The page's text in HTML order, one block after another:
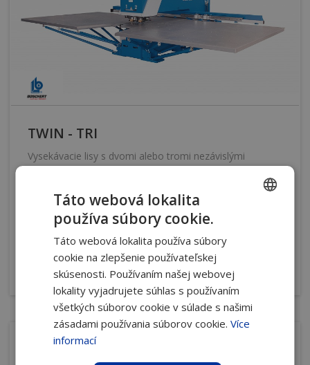
TWIN - TRI
Vysekávacie lisy s dvomi alebo tromi nezávislými
Ovládanie CNC
Formát plechu
1 000 x 2000 až
Lisovacia sila
280 a 400 kN
Táto webová lokalita
používa súbory cookie.
Táto webová lokalita používa súbory
cookie na zlepšenie používateľskej
skúsenosti. Používaním našej webovej
lokality vyjadrujete súhlas s používaním
všetkých súborov cookie v súlade s našimi
zásadami používania súborov cookie. Více
informací